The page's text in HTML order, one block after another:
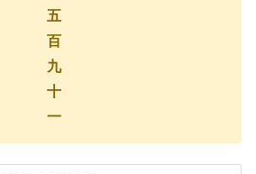
五
百
九
十
一